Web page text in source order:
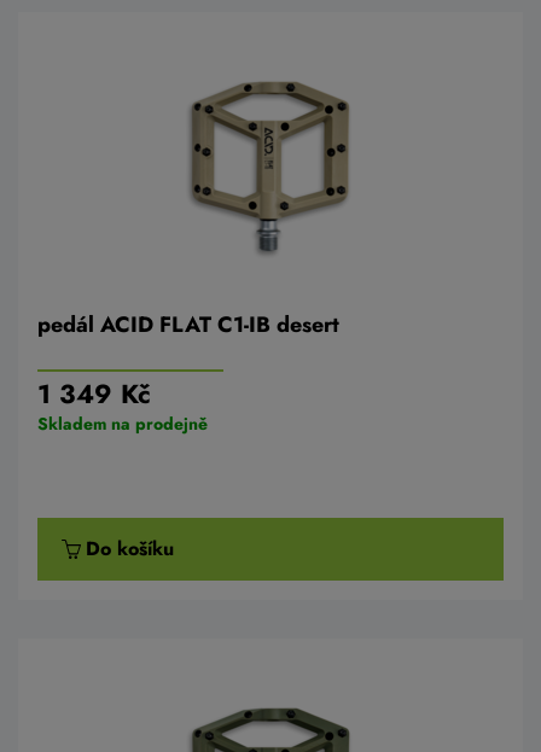
pedál ACID FLAT C1-IB desert
1 349 Kč
Skladem na prodejně
Do košíku